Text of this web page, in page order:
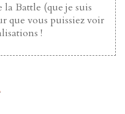
la Battle (que je suis
que vous puissiez voir
!